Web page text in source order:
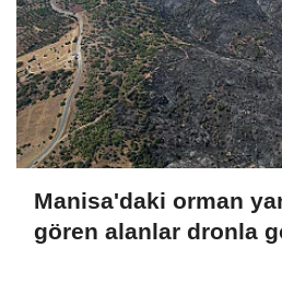
Manisa'daki orman
gören alanlar dronla